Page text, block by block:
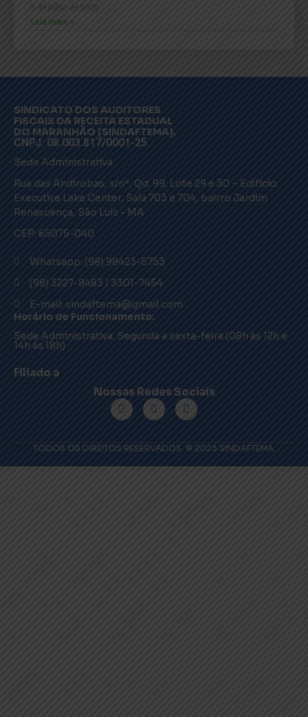
6 de julho de 2026
Leia mais »
SINDICATO DOS AUDITORES
FISCAIS DA RECEITA ESTADUAL
DO MARANHÃO (SINDAFTEMA).
CNPJ: 08.003.817/0001-25.
Sede Administrativa
Rua das Andirobas, s/nº, Qd. 99, Lote 29 e 30 – Edifício
Executive Lake Center, Sala 703 e 704, bairro Jardim
Renascença, São Luís - MA
CEP: 65075-040
Whatsapp: (98) 98423-5753
(98) 3227-8483 / 3301-7454
E-mail: sindaftema@gmail.com
Horário de Funcionamento:
Sede Administrativa: Segunda a sexta-feira (08h às 12h e
14h às 18h)
Filiado a
Nossas Redes Sociais
TODOS OS DIREITOS RESERVADOS. © 2023 SINDAFTEMA.